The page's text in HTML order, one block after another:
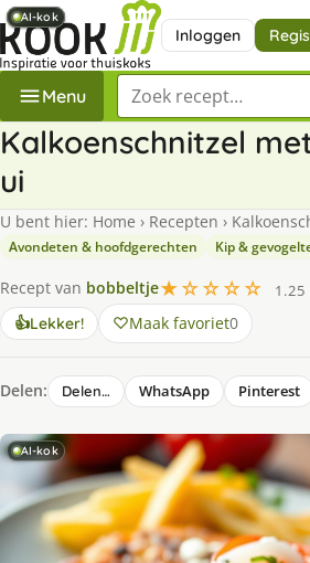
Inloggen
Menu Zoek een recept
Kalkoenschnitzel
ui
U bent hier: Home › Recepten ›
Avondeten & hoofdgerechten Kip &
Recept van bobbeltje★☆☆☆☆
1.25
👍Lekker! Maak favoriet0
Delen: Delen… WhatsApp Pinterest
AI-kok
AI-kok
AI-kok
AI-kok
AI-kok